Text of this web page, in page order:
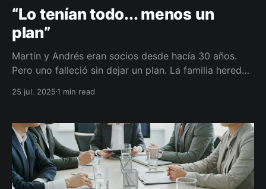
“Lo tenían todo... menos un
plan”
Martín y Andrés eran socios desde hacía 30 años.
Pero uno falleció sin dejar un plan. La familia heredó
demuestra por qué conviene hablar a tiempo.
25 jul. 20251 min read